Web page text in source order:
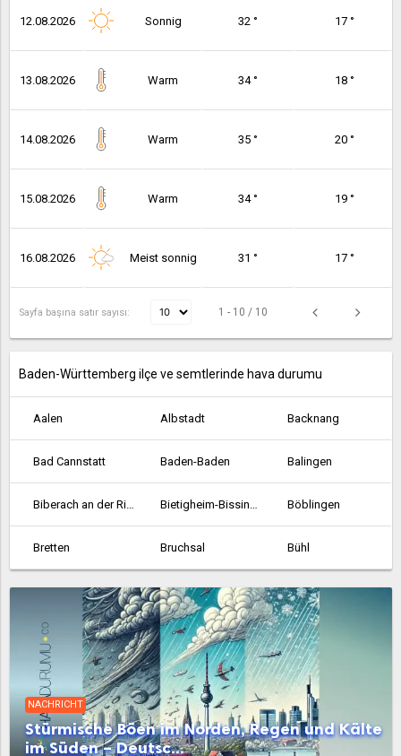
12.08.2026 Sonnig 32 ° 17 °
13.08.2026 Warm 34 ° 18 °
14.08.2026 Warm 35 ° 20 °
15.08.2026 Warm 34 ° 19 °
16.08.2026 Meist sonnig 31 ° 17 °
Sayfa başına satır sayısı: 1 - 10 / 10
Baden-Württemberg ilçe ve semtlerinde hava durumu
Aalen Albstadt Backnang
Bad Cannstatt Baden-Baden Balingen
Biberach an der Riss Bietigheim-Bissingen Böblingen
Bretten Bruchsal Bühl
Crailsheim Durlach Ehingen
Emmendingen Esslingen am Neckar Ettlingen
Fellbach Feuerbach Filderstadt
Freiburg im Breisgau Friedrichshafen Gaggenau
NACHRICHT
Stürmische Böen im Norden, Regen und Kälte
im Süden – Deutsc...